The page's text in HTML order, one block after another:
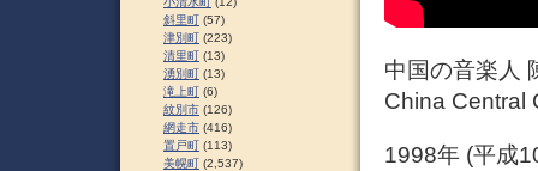
中国の音楽人
China Central
1998年 (平成
斜里町 (57)
津別町 (223)
清里町 (13)
湧別町 (13)
滝上町 (6)
紋別市 (126)
網走市 (416)
置戸町 (113)
美幌町 (2,537)